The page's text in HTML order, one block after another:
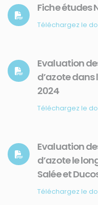
Fiche études
Téléchargez le
Evaluation
d’azote
2024
Téléchargez le
Evaluation
d’azote le
Salée et
Téléchargez le